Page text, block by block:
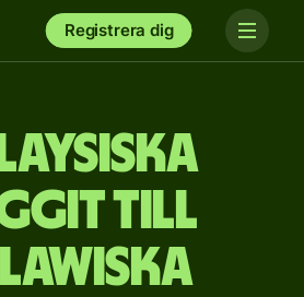
Registrera dig
till